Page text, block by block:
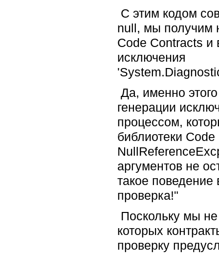
С этим кодом
null, мы получим
Code Contracts и
исключения
Да, именно
генерации
процессом,
библиотеки
аргументов не
такое
проверка!"
Поскольку мы
которых
проверку